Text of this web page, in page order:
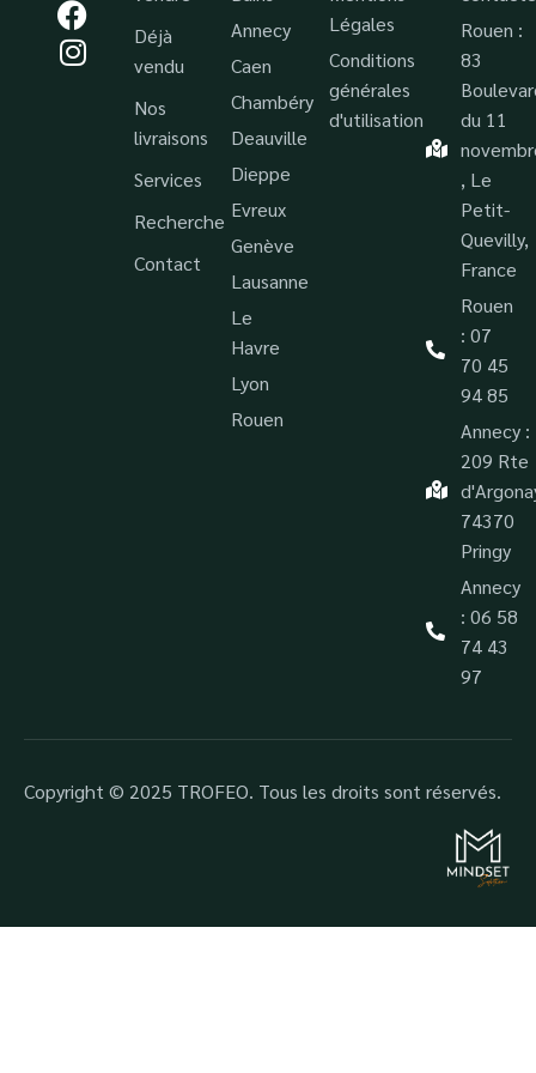
Déjà
vendu
Nos
livraisons
Services
Recherche
Contact
Annecy
Caen
Chambéry
Deauville
Dieppe
Evreux
Genève
Lausanne
Le
Havre
Lyon
Rouen
Légales
Conditions
générales
d'utilisation
Rouen :
83
du 11
, Le
Petit-
Quevilly,
France
Rouen
: 07
70 45
94 85
Annecy :
209 Rte
74370
Pringy
Annecy
: 06 58
74 43
97
Copyright © 2025 TROFEO. Tous les droits sont réservés.